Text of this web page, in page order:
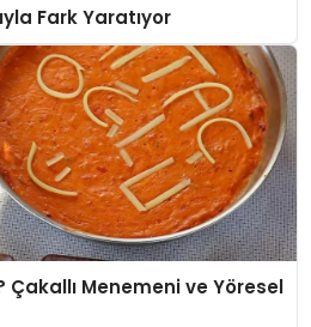
Fark Yaratıyor
Çakallı Menemeni ve Yöresel